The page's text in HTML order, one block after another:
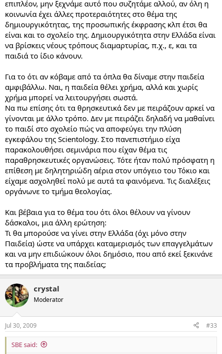
επιπλέον, μην ξεχνάμε αυτό που συζητάμε αλλού, αν όλη η
κοινωνία έχει άλλες προτεραιότητες στο θέμα της
δημιουργικότητας, της προσωπικής έκφρασης κλπ έτσι θα
είναι και το σχολείο της. Δημιουργικότητα στην Ελλάδα είναι
να βρίσκεις νέους τρόπους διαμαρτυρίας, π.χ., ε, και τα
παιδιά το ίδιο κάνουν.
Για το ότι αν κόβαμε από τα όπλα θα δίναμε στην παιδεία
αμφιβάλλω. Ναι, η παιδεία θέλει χρήμα, αλλά και χωρίς
χρήμα μπορεί να λειτουργήσει σωστά.
Να πω επίσης ότι τα θρησκευτικά δεν με πειράζουν αρκεί να
γίνονται με άλλο τρόπο. Δεν με πειράζει δηλαδή να μαθαίνει
το παιδί στο σχολείο πώς να αποφεύγει την πλύση
εγκεφάλου της Scientology. Στο πανεπιστήμιο είχα
παρακολουθήσει σεμινάρια που είχαν θέμα τις
παραθρησκευτικές οργανώσεις. Τότε ήταν πολύ πρόσφατη η
επίθεση με δηλητηριώδη αέρια στον υπόγειο του Τόκιο και
είχαμε ασχοληθεί πολύ με αυτά τα φαινόμενα. Τις διαλέξεις
οργάνωνε το τμήμα θεολογίας.
Και βέβαια για το θέμα του ότι όλοι θέλουν να γίνουν
δάσκαλοι, μια άλλη ερώτηση:
Τι θα μπορούσε να γίνει στην Ελλάδα (όχι μόνο στην
Παιδεία) ώστε να υπάρχει καταμερισμός των επαγγελμάτων
και να μην επιδιώκουν όλοι δημόσιο, που από εκεί ξεκινάνε
τα προβλήματα της παιδείας;
crystal
Moderator
Jul 30, 2009 #33
SBE said: